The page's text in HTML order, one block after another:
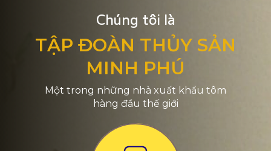
Chúng tôi là
TẬP ĐOÀN THỦY SẢN
MINH PHÚ
Một trong những nhà xuất khẩu tôm
hàng đầu thế giới